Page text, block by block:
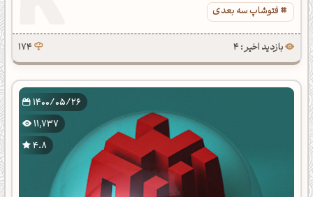
فتوشاپ سه بعدی
بازدید اخیر : 4 174
1400/05/26
11,737
4.8